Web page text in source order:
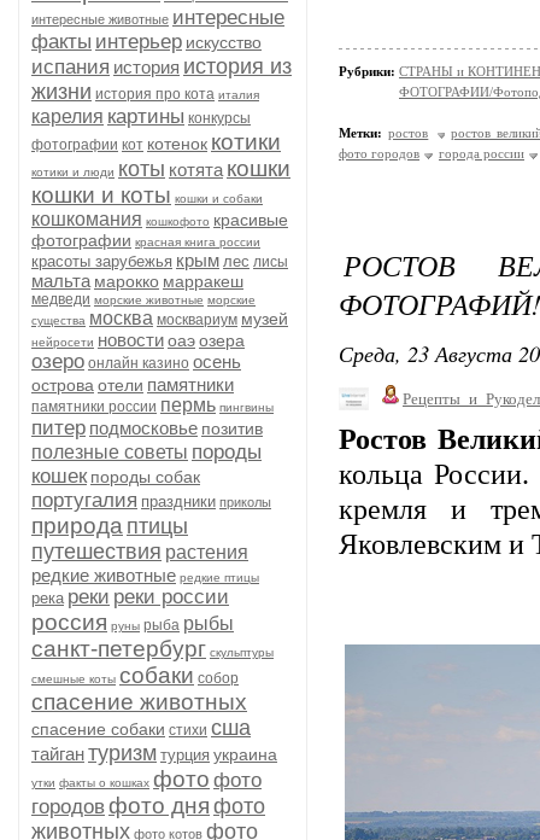
интересные животные интересные
факты интерьер искусство
испания история история из
жизни история про кота италия
карелия картины конкурсы
фотографии кот котенок котики
котики и люди коты котята кошки
кошки и коты кошки и собаки
кошкомания кошкофото красивые
фотографии красная книга россии
красоты зарубежья крым лес лисы
мальта марокко марракеш
медведи морские животные морские
существа москва москвариум музей
нейросети новостиоаэозера
озеро онлайн казино осень
острова отели памятники
памятники россии пермь пингвины
питер подмосковье позитив
полезные советы породы
кошек породы собак
португалия праздники приколы
природа птицы
путешествия растения
редкие животные редкие птицы
река реки реки россии
россия руны рыба рыбы
санкт-петербург скульптуры
смешные коты собаки собор
спасение животных
спасение собаки стихи сша
тайгантуризм турция украина
утки факты о кошках фото фото
городовфото дня фото
животных фото котов фото
Рубрики: СТРАНЫ и
ФОТОГРАФИИ/
Метки: ростов
ростов
фото городов
города россии
РОСТОВ
ФОТОГРАФИЙ!
Среда, 23 Августа
Ростов
кольца
кремля и
Яковлевским